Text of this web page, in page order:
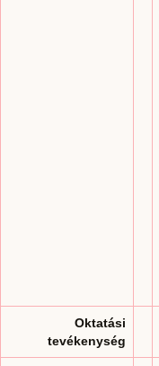
Oktatási
tevékenység